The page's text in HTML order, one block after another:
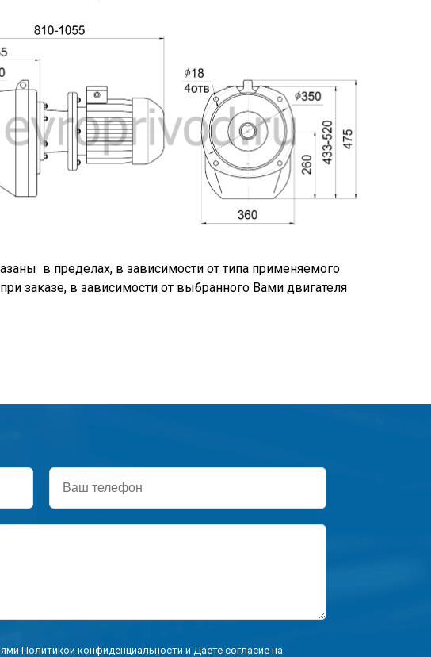
в пределах, в зависимости от типа применяемого
заказе, в зависимости от выбранного Вами двигателя
Ваш
телефон
Политикой конфиденциальности и Даете согласие на